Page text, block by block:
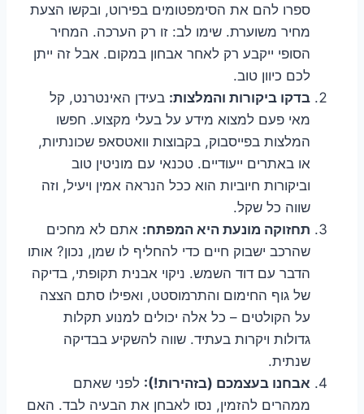
ספרו להם את הסימפטומים בפירוט, ובקשו הצעת
מחיר משוערת. שימו לב: זו רק הערכה. המחיר
הסופי ייקבע רק לאחר אבחון במקום. אבל זה ייתן
לכם כיוון טוב.
בדקו ביקורות והמלצות: בעידן האינטרנט, קל
מאי פעם למצוא מידע על בעלי מקצוע. חפשו
המלצות בפייסבוק, בקבוצות וואטסאפ שכונתיות,
או באתרים ייעודיים. טכנאי עם מוניטין טוב
וביקורות חיוביות הוא ככל הנראה אמין ויעיל, וזה
שווה כל שקל.
תחזוקה מונעת היא המפתח: אתם לא מחכים
שהרכב ישבוק חיים כדי להחליף לו שמן, נכון? אותו
הדבר עם דוד השמש. ניקוי אבנית תקופתי, בדיקה
של גוף החימום והתרמוסטט, ואפילו סתם הצצה
על הקולטים – כל אלה יכולים למנוע תקלות
גדולות ויקרות בעתיד. שווה להשקיע בבדיקה
שנתית.
אבחנו בעצמכם (בזהירות!): לפני שאתם
ממהרים להזמין, נסו לאבחן את הבעיה לבד. האם